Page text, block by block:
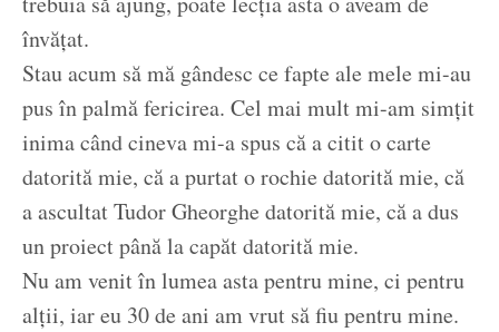
învățat.
Stau acum să mă gândesc ce fapte ale mele mi-au
pus în palmă fericirea. Cel mai mult mi-am simțit
inima când cineva mi-a spus că a citit o carte
datorită mie, că a purtat o rochie datorită mie, că
a ascultat Tudor Gheorghe datorită mie, că a dus
un proiect până la capăt datorită mie.
Nu am venit în lumea asta pentru mine, ci pentru
alții, iar eu 30 de ani am vrut să fiu pentru mine.